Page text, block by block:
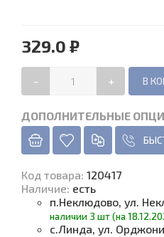
329.0 ₽
- +
ДОПОЛНИТЕЛЬНЫЕ
Код товара: 120417
Наличие: есть
п.Неклюдово, ул.
наличии 3 шт (на
с.Линда, ул.